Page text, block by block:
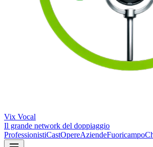
Vix Vocal
Il grande network del doppiaggio
ProfessionistiCastOpereAziendeFuoricampo